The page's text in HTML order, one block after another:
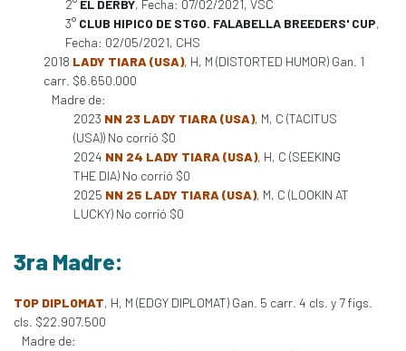
2° EL DERBY, Fecha: 07/02/2021, VSC
3° CLUB HIPICO DE STGO. FALABELLA BREEDERS' CUP,
Fecha: 02/05/2021, CHS
2018 LADY TIARA (USA), H, M (DISTORTED HUMOR) Gan. 1
carr. $6.650.000
Madre de:
2023 NN 23 LADY TIARA (USA), M, C (TACITUS
(USA)) No corrió $0
2024 NN 24 LADY TIARA (USA), H, C (SEEKING
THE DIA) No corrió $0
2025 NN 25 LADY TIARA (USA), M, C (LOOKIN AT
LUCKY) No corrió $0
3ra Madre:
TOP DIPLOMAT, H, M (EDGY DIPLOMAT) Gan. 5 carr. 4 cls. y 7 figs.
cls. $22.907.500
Madre de: